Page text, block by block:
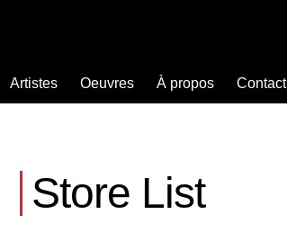
Artistes Oeuvres À propos Contact
Store List